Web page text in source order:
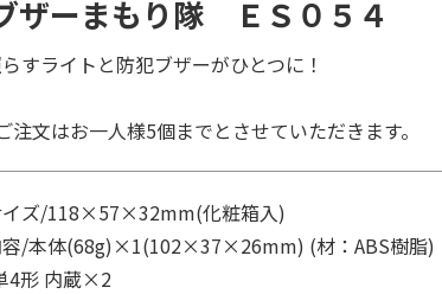
ザーまもり隊 ＥＳ０５４
すライトと防犯ブザーがひとつに！
文はお一人様5個までとさせていただきます。
ズ/118×57×32mm(化粧箱入)
/本体(68g)×1(102×37×26mm) (材：ABS樹脂)
4形 内蔵×2